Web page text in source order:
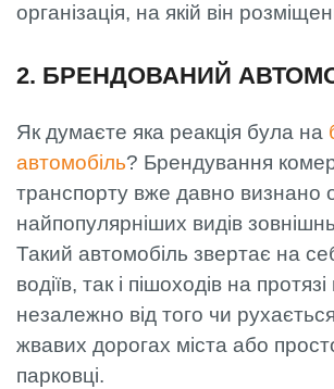
організація, на якій він
2. БРЕНДОВАНИЙ
Як думаєте яка реакція була на
автомобіль? Брендування
транспорту вже давно визнано
найпопулярніших видів
Такий автомобіль звертає на
водіїв, так і пішоходів на
незалежно від того чи
жвавих дорогах міста або
парковці.